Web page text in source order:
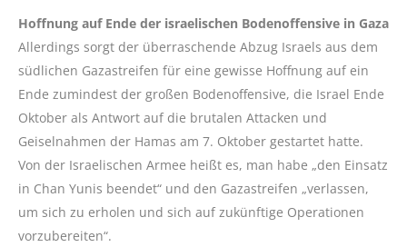
Hoffnung auf Ende der israelischen Bodenoffensive in Gaza
Allerdings sorgt der überraschende Abzug Israels aus dem
südlichen Gazastreifen für eine gewisse Hoffnung auf ein
Ende zumindest der großen Bodenoffensive, die Israel Ende
Oktober als Antwort auf die brutalen Attacken und
Geiselnahmen der Hamas am 7. Oktober gestartet hatte.
Von der Israelischen Armee heißt es, man habe „den Einsatz
in Chan Yunis beendet“ und den Gazastreifen „verlassen,
um sich zu erholen und sich auf zukünftige Operationen
vorzubereiten“.